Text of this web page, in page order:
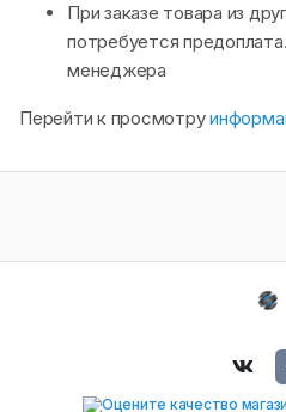
При заказе товара из
потребуется
менеджера
Перейти к просмотру